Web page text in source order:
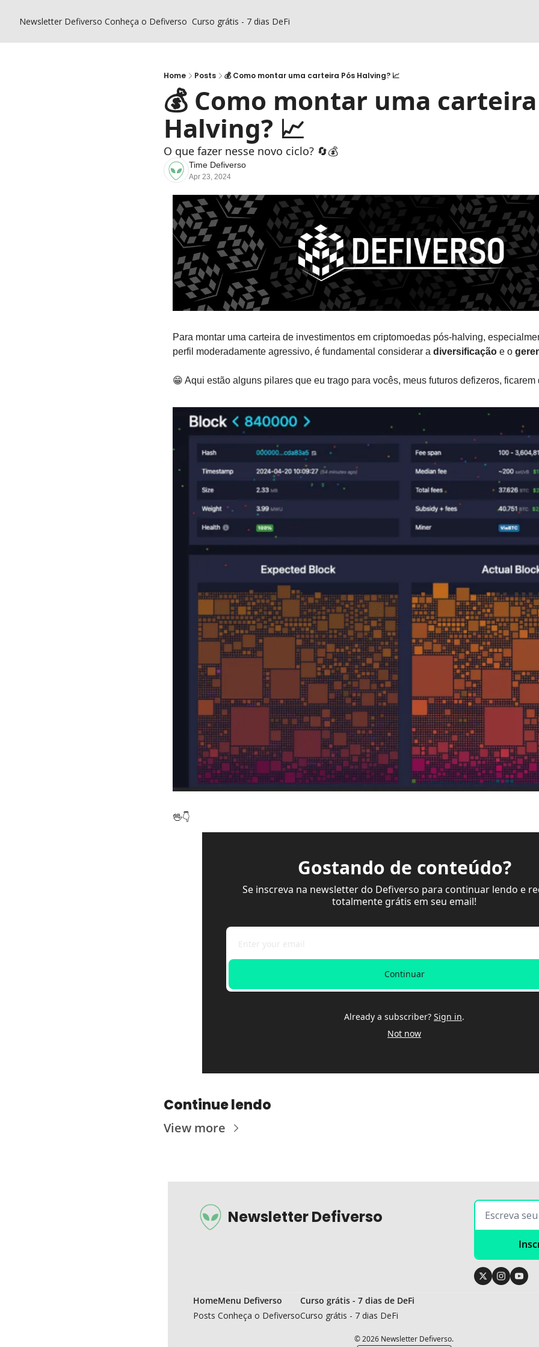
Newsletter Defiverso Conheça o Defiverso Curso grátis - 7 dias DeFi
Home Posts 💰 Como montar uma carteira Pós Halving? 📈
💰 Como montar uma carteira
Halving? 📈
O que fazer nesse novo ciclo? 🔄💰
Time Defiverso
Apr 23, 2024
Para montar uma carteira de investimentos em criptomoedas pós-halving,
perfil moderadamente agressivo, é fundamental considerar a diversificação e o
😁 Aqui estão alguns pilares que eu trago para vocês, meus futuros defizeros, ficarem
🖖👇
Gostando de conteúdo?
Se inscreva na newsletter do Defiverso para continuar lendo e
totalmente grátis em seu email!
Continuar
Already a subscriber? Sign in.
Not now
Continue lendo
View more
Newsletter Defiverso
Home
Posts
Menu Defiverso
Conheça o Defiverso
Curso grátis - 7 dias de DeFi
Curso grátis - 7 dias DeFi
© 2026 Newsletter Defiverso.